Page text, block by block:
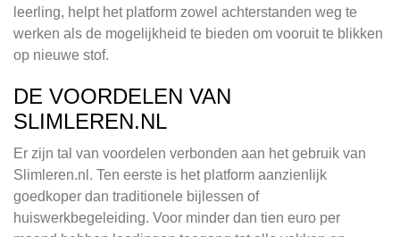
leerling, helpt het platform zowel achterstanden weg te
werken als de mogelijkheid te bieden om vooruit te blikken
op nieuwe stof.
DE VOORDELEN VAN
SLIMLEREN.NL
Er zijn tal van voordelen verbonden aan het gebruik van
Slimleren.nl. Ten eerste is het platform aanzienlijk
goedkoper dan traditionele bijlessen of
huiswerkbegeleiding. Voor minder dan tien euro per